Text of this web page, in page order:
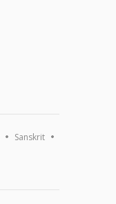
Sanskrit